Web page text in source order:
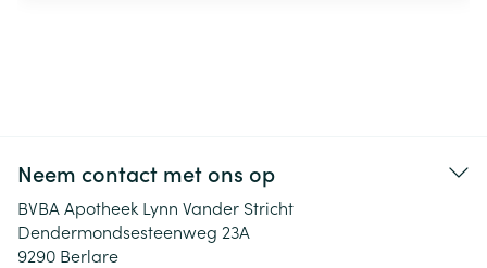
Neem contact met ons op
BVBA Apotheek Lynn Vander Stricht
Dendermondsesteenweg 23A
9290 Berlare